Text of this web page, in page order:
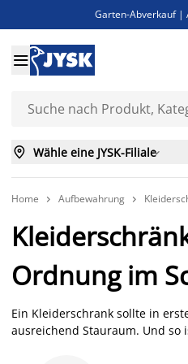
Garten-Abverkauf |
Bist du Unternehmer?
Esszimmerstuhl

 Wähle eine JYSK-Filiale
Home  Aufbewahrung 
Ordnung im
Ein Kleiderschrank sollte in
ausreichend Stauraum. Und so